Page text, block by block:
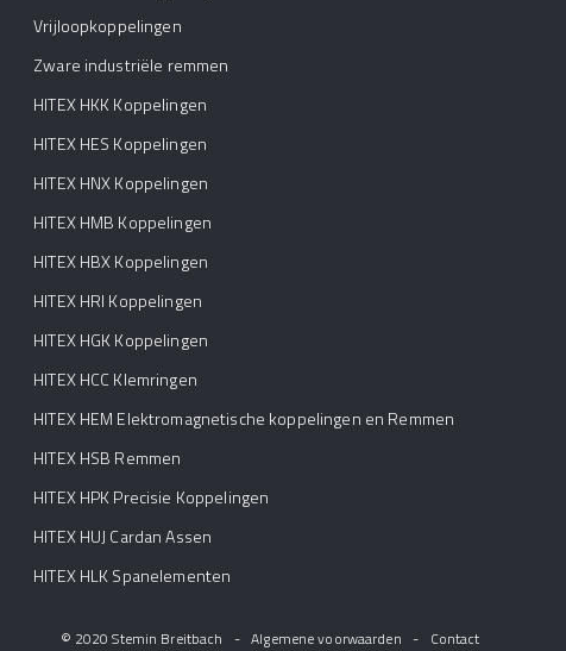
Vrijloopkoppelingen
Zware industriële remmen
HITEX HKK Koppelingen
HITEX HES Koppelingen
HITEX HNX Koppelingen
HITEX HMB Koppelingen
HITEX HBX Koppelingen
HITEX HRI Koppelingen
HITEX HGK Koppelingen
HITEX HCC Klemringen
HITEX HEM Elektromagnetische koppelingen en Remmen
HITEX HSB Remmen
HITEX HPK Precisie Koppelingen
HITEX HUJ Cardan Assen
HITEX HLK Spanelementen
© 2020 Stemin Breitbach -Algemene voorwaarden - Contact